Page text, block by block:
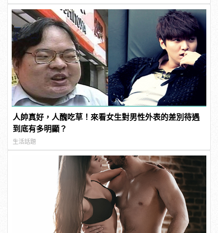
人帥真好，人醜吃草！來看女生對男性外表的差別待遇
到底有多明顯？
生活話題